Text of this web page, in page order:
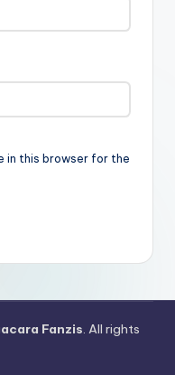
in this browser for the
Fanzis. All rights